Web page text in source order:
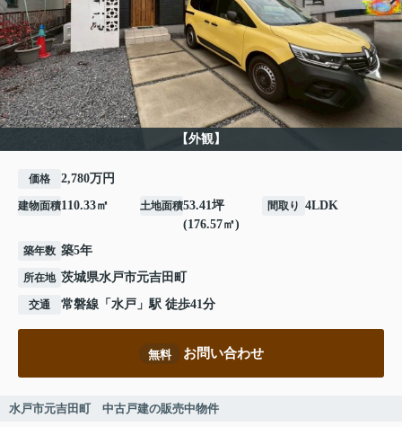
【外観】
価格 2,780万円
建物面積110.33㎡ 土地面積53.41坪
(176.57㎡)
間取り 4LDK
築年数 築5年
所在地 茨城県水戸市元吉田町
交通 常磐線 「 水戸 」駅 徒歩41分
無料 お問い合わせ
水戸市元吉田町 中古戸建の販売中物件